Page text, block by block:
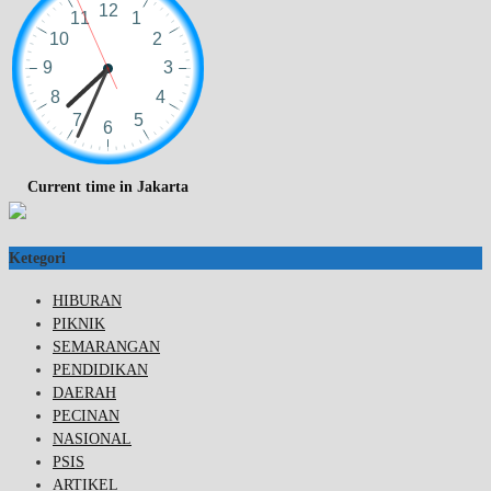
Current time in Jakarta
Ketegori
HIBURAN
PIKNIK
SEMARANGAN
PENDIDIKAN
DAERAH
PECINAN
NASIONAL
PSIS
ARTIKEL